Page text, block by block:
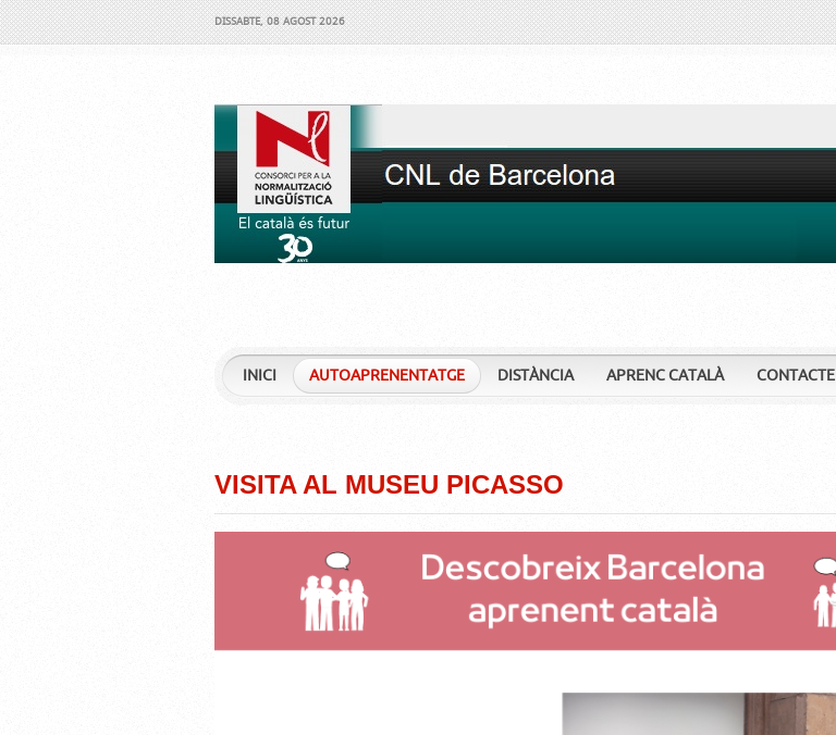
DISSABTE, 08 AGOST 2026
INICI AUTOAPRENENTATGE DISTÀNCIA APRENC CATALÀ CONTACTE
VISITA AL MUSEU PICASSO